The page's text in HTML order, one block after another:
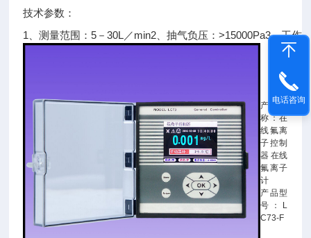
技术参数：
1、测量范围：5－30L／min2、抽气负压：>15000Pa3、工
产品名
称：在
线氟离
子控制
器 在线
氟离子
计
产品型
号：L
C73-F
电话咨询